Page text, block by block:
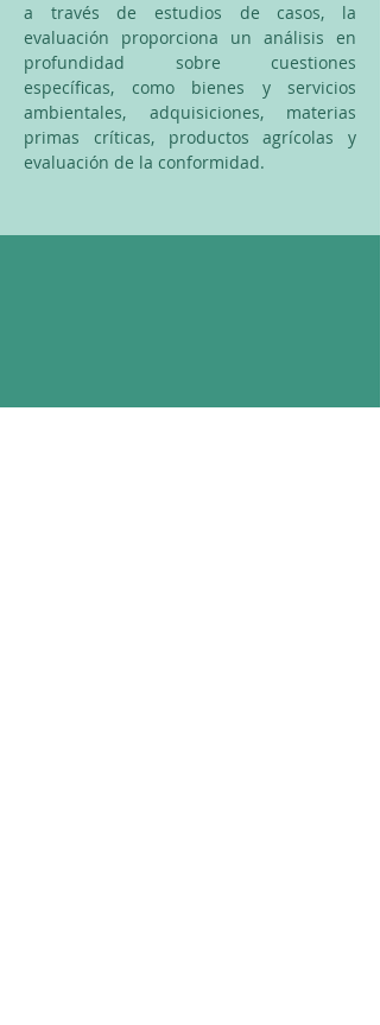
a través de estudios de casos, la
evaluación proporciona un análisis en
profundidad sobre cuestiones
específicas, como bienes y servicios
ambientales, adquisiciones, materias
primas críticas, productos agrícolas y
evaluación de la conformidad.